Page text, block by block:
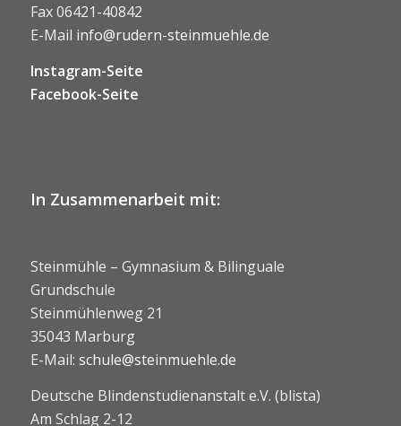
Fax 06421-40842
E-Mail info@rudern-steinmuehle.de
Instagram-Seite
Facebook-Seite
In Zusammenarbeit mit:
Steinmühle – Gymnasium & Bilinguale
Grundschule
Steinmühlenweg 21
35043 Marburg
E-Mail: schule@steinmuehle.de
Deutsche Blindenstudienanstalt e.V. (blista)
Am Schlag 2-12